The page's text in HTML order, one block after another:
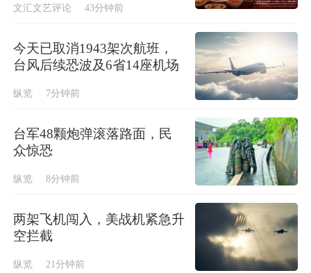
文汇文艺评论 43分钟前
今天已取消1943架次航班，
台风后续恐波及6省14座机场
纵览 7分钟前
台军48颗炮弹滚落路面，民
众惊恐
纵览 8分钟前
两架飞机闯入，美战机紧急升
空拦截
纵览 21分钟前